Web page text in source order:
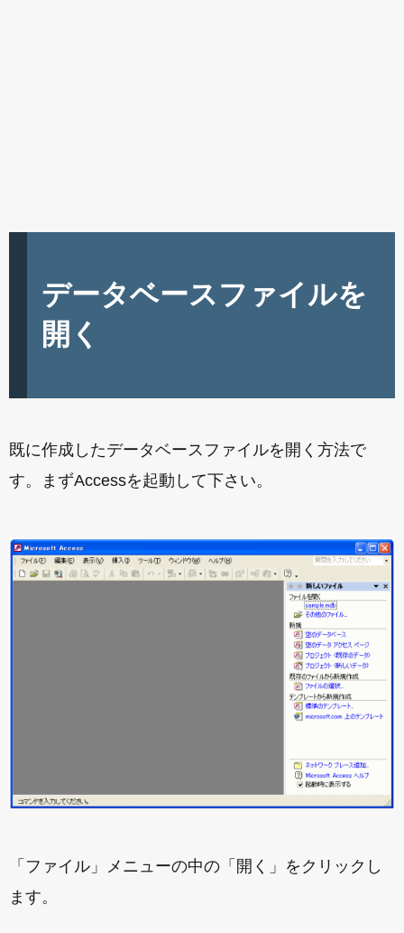
データベースファイルを
開く
既に作成したデータベースファイルを開く方法で
す。まずAccessを起動して下さい。
「ファイル」メニューの中の「開く」をクリックし
ます。